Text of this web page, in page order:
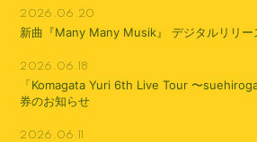
DISCOGRAPHY
Q&A
2026.06.20
新曲『Many Many Musik』 デジタルリリー
2026.06.18
「Komagata Yuri 6th Live Tour 〜
券のお知らせ
2026.06.11